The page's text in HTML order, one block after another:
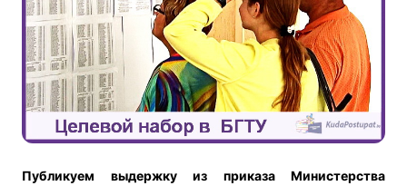
Публикуем выдержку из приказа Министерства